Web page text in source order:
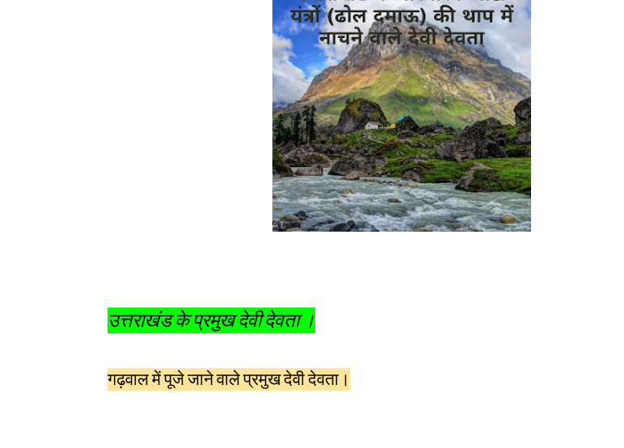
उत्तराखंड के प्रमुख देवी देवता ।
गढ़वाल में पूजे जाने वाले प्रमुख देवी देवता।